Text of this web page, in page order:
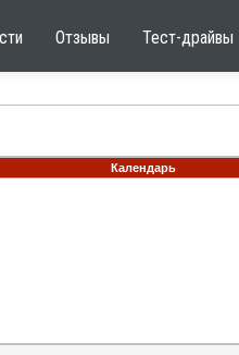
Отзывы Тест-драйвы
Календарь